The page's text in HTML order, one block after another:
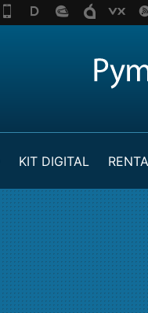
KIT DIGITAL RENTA